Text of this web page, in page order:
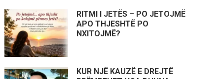
RITMI I JETËS – PO JETOJMË
APO THJESHTË PO
NXITOJMË?
KUR NJË KAUZË E DREJTË